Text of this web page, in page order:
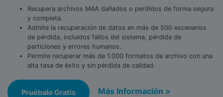
Tienda
Soporte
Pruébalo Gratis
Recoverit para Mac
Recupera datos ilimitados del sistema Mac
Pruébalo Gratis
Recuperar Medios Borrados
Soluciones de Recuperación Exclusivas Nuevo
Recuperar Documentos
Por qué Recoverit
Experto en Recuperación de Datos
Historias de Clientes
Temas Destacados
DESCARGAR Sign In
Recupera archivos M4A dañados o perdidos de forma segura
y completa.
Admite la recuperación de datos en más de 500 escenarios
de pérdida, incluidos fallos del sistema, pérdida de
particiones y errores humanos.
Permite recuperar más de 1.000 formatos de archivo con una
alta tasa de éxito y sin pérdida de calidad.
Pruébalo Gratis Más Información >